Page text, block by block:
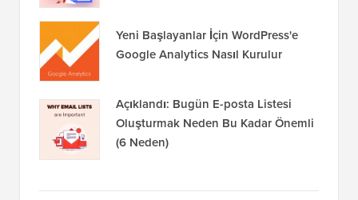
Yeni Başlayanlar İçin WordPress'e
Google Analytics Nasıl Kurulur
Açıklandı: Bugün E-posta Listesi
Oluşturmak Neden Bu Kadar Önemli
(6 Neden)